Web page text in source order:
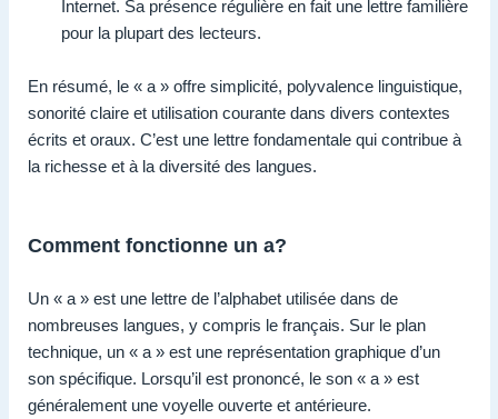
Internet. Sa présence régulière en fait une lettre familière
pour la plupart des lecteurs.
En résumé, le « a » offre simplicité, polyvalence linguistique,
sonorité claire et utilisation courante dans divers contextes
écrits et oraux. C’est une lettre fondamentale qui contribue à
la richesse et à la diversité des langues.
Comment fonctionne un a?
Un « a » est une lettre de l’alphabet utilisée dans de
nombreuses langues, y compris le français. Sur le plan
technique, un « a » est une représentation graphique d’un
son spécifique. Lorsqu’il est prononcé, le son « a » est
généralement une voyelle ouverte et antérieure.